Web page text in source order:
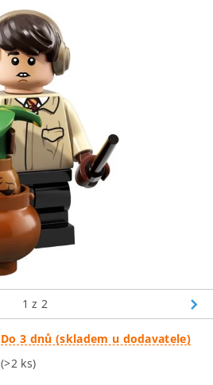
1 z 2
Do 3 dnů (skladem u dodavatele)
(>2 ks)